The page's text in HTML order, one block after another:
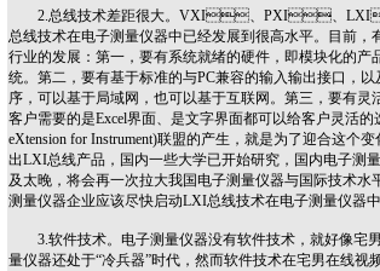
2.总线技术差距很大。VXI、PXI、
总线技术在电子测量仪器中已经发展到很高水平。目前
行业的发展：第一，要有系统就绪的硬件，即模块化的
统。第二，要有基于标准的与PC兼容的输入输出接口，
序，可以基于局域网，也可以基于互联网。第三，要有
客户需要的是Excel界面、是文字界面都可以给客户灵活的
eXtension for Instrument)联盟的产生，就是为了迎合这个变
出LXI总线产品，国内一些大学已开始研究，国内电子测
及太晚，将会再一次拉大我国电子测量仪器与国际技术水
测量仪器企业应该尽快启动LXI总线技术在电子测量仪器中的
3.软件技术。电子测量仪器没有软件技术，就好像
量仪器还处于“冷兵器”时代，然而软件技术在宅男在线